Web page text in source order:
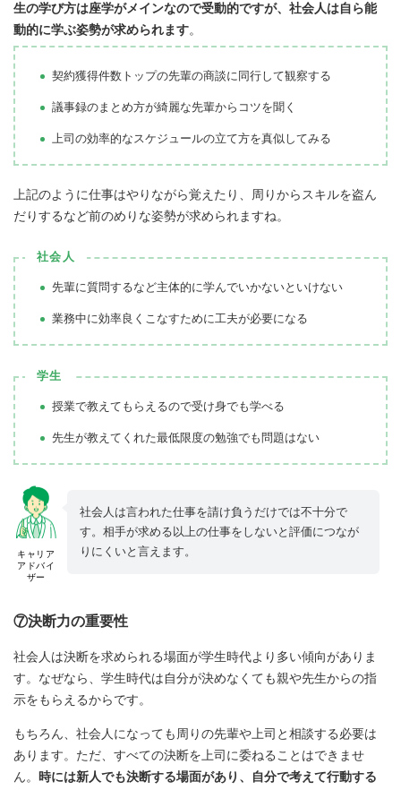
生の学び方は座学がメインなので受動的ですが、社会人は自ら能
動的に学ぶ姿勢が求められます。
契約獲得件数トップの先輩の商談に同行して観察する
議事録のまとめ方が綺麗な先輩からコツを聞く
上司の効率的なスケジュールの立て方を真似してみる
上記のように仕事はやりながら覚えたり、周りからスキルを盗ん
だりするなど前のめりな姿勢が求められますね。
社会人
先輩に質問するなど主体的に学んでいかないといけない
業務中に効率良くこなすために工夫が必要になる
学生
授業で教えてもらえるので受け身でも学べる
先生が教えてくれた最低限度の勉強でも問題はない
キャリア
アドバイ
ザー
社会人は言われた仕事を請け負うだけでは不十分で
す。相手が求める以上の仕事をしないと評価につなが
りにくいと言えます。
⑦決断力の重要性
社会人は決断を求められる場面が学生時代より多い傾向がありま
す。なぜなら、学生時代は自分が決めなくても親や先生からの指
示をもらえるからです。
もちろん、社会人になっても周りの先輩や上司と相談する必要は
あります。ただ、すべての決断を上司に委ねることはできませ
ん。 時には新人でも決断する場面があり、自分で考えて行動する